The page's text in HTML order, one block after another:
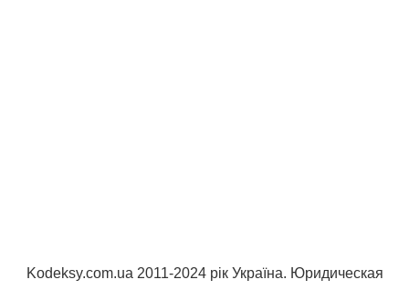
Kodeksy.com.ua 2011-2024 рік Україна. Юридическая